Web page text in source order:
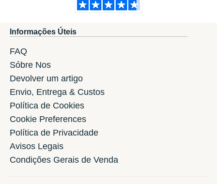
Informações Úteis
FAQ
Sóbre Nos
Devolver um artigo
Envio, Entrega & Custos
Política de Cookies
Cookie Preferences
Política de Privacidade
Avisos Legais
Condições Gerais de Venda